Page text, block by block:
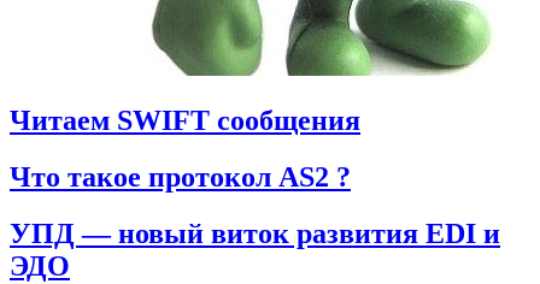
Читаем SWIFT сообщения
Что такое протокол AS2 ?
УПД — новый виток развития EDI и
ЭДО